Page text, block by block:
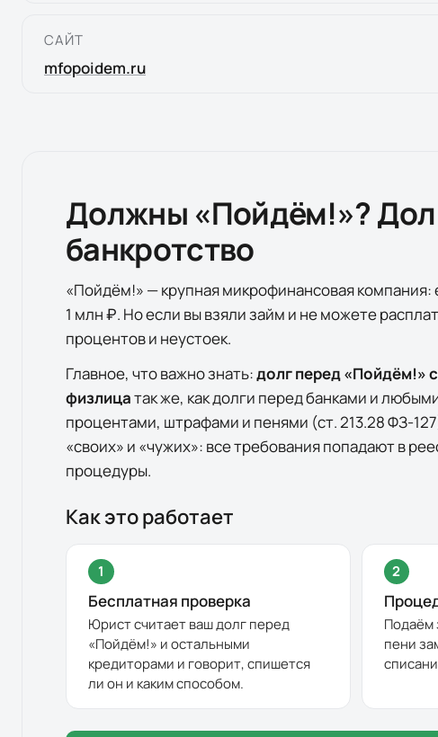
САЙТ
mfopoidem.ru
Должны «Пойдём!»?
банкротство
«Пойдём!» — крупная микрофинансовая
1 млн ₽. Но если вы взяли займ и не можете
процентов и неустоек.
Главное, что важно знать:долг перед «Пойдём!»
физлицатак же, как долги перед банками и
процентами, штрафами и пенями (ст. 213.28 ФЗ-
«своих» и «чужих»: все требования попадают в
процедуры.
Как это работает
1
Бесплатная проверка
Юрист считает ваш долг перед
«Пойдём!» и остальными
кредиторами и говорит, спишется
ли он и каким способом.
2
Подаём
пени